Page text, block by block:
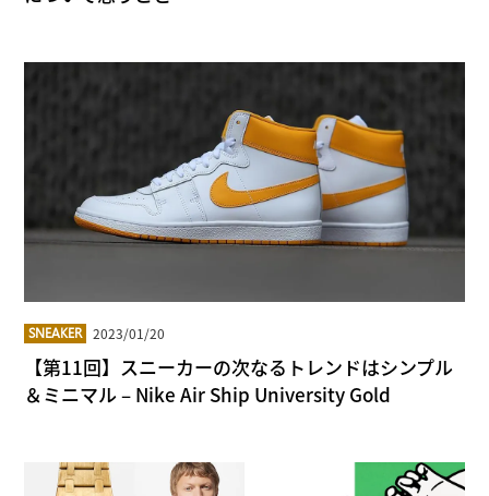
SNEAKER 2023/01/20
【第11回】スニーカーの次なるトレンドはシンプル
＆ミニマル – Nike Air Ship University Gold